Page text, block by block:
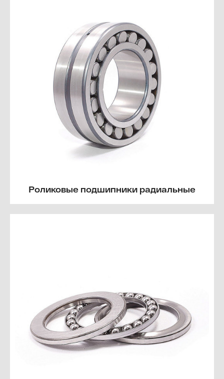
Роликовые подшипники радиальные